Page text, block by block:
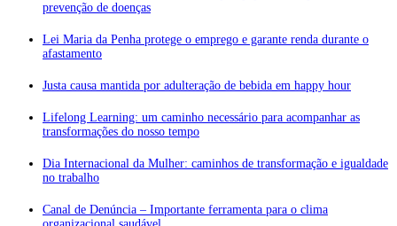
prevenção de doenças
Lei Maria da Penha protege o emprego e garante renda durante o
afastamento
Justa causa mantida por adulteração de bebida em happy hour
Lifelong Learning: um caminho necessário para acompanhar as
transformações do nosso tempo
Dia Internacional da Mulher: caminhos de transformação e igualdade
no trabalho
Canal de Denúncia – Importante ferramenta para o clima